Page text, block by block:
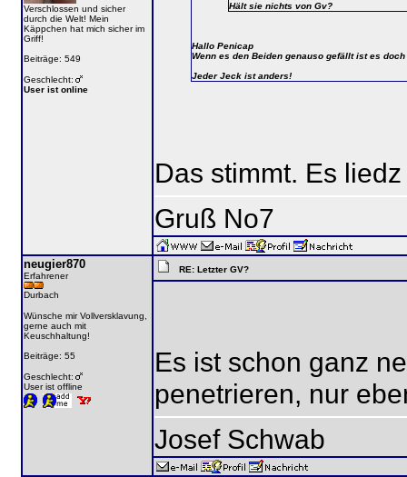
Verschlossen und sicher
durch die Welt! Mein
Käppchen hat mich sicher im
Griff!
Beiträge: 549
Geschlecht:
User ist online
Hält sie nichts von Gv?
Hallo Penicap
Wenn es den Beiden genauso gefällt ist es
Jeder Jeck ist anders!
Das stimmt. Es
Gruß No7
neugier870
Erfahrener
Durbach
Wünsche mir Vollversklavung,
gerne auch mit
Keuschhaltung!
Beiträge: 55
Geschlecht:
User ist offline
RE: Letzter GV?
Es ist schon ganz
penetrieren, nur
Josef Schwab